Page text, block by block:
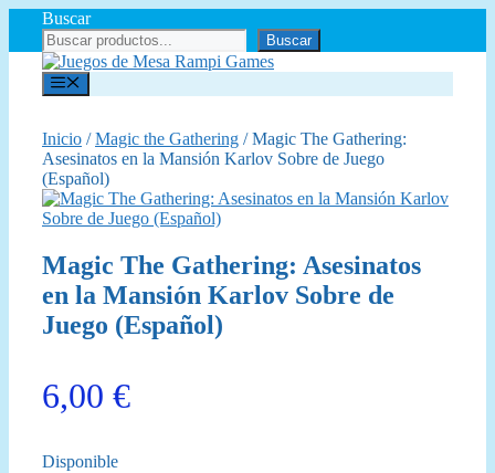
Saltar
contenido
Buscar
Buscar
Menú
Inicio /Magic the Gathering / Magic The Gathering:
Asesinatos en la Mansión Karlov Sobre de Juego
(Español)
Magic The Gathering: Asesinatos
en la Mansión Karlov Sobre de
Juego (Español)
6,00 €
Disponible